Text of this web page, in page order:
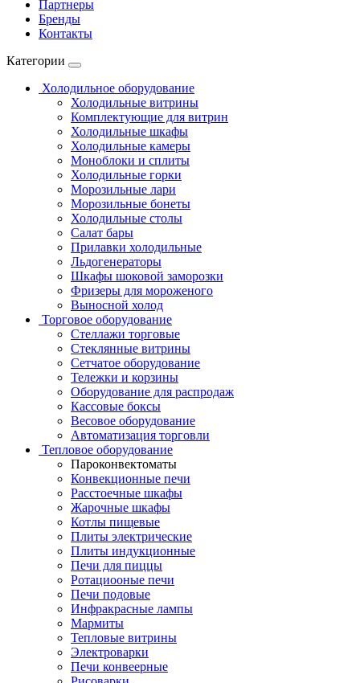
Партнеры
Бренды
Контакты
Категории
Холодильное оборудование
Холодильные витрины
Комплектующие для витрин
Холодильные шкафы
Холодильные камеры
Моноблоки и сплиты
Холодильные горки
Морозильные лари
Морозильные бонеты
Холодильные столы
Салат бары
Прилавки холодильные
Льдогенераторы
Шкафы шоковой заморозки
Фризеры для мороженого
Выносной холод
Торговое оборудование
Стеллажи торговые
Стеклянные витрины
Сетчатое оборудование
Тележки и корзины
Оборудование для распродаж
Кассовые боксы
Весовое оборудование
Автоматизация торговли
Тепловое оборудование
Пароконвектоматы
Конвекционные печи
Расстоечные шкафы
Жарочные шкафы
Котлы пищевые
Плиты электрические
Плиты индукционные
Печи для пиццы
Ротациооные печи
Печи подовые
Инфракрасные лампы
Мармиты
Тепловые витрины
Электроварки
Печи конвеерные